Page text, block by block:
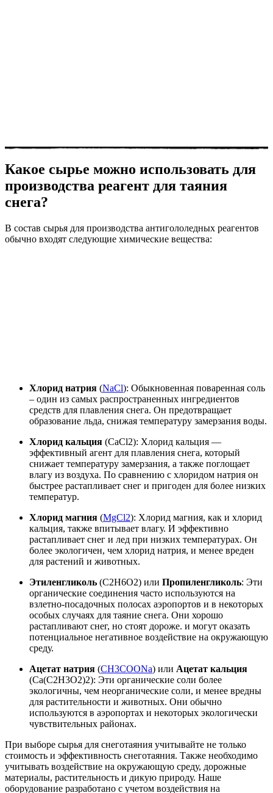
Какое сырье можно использовать для
производства реагент для таяния
снега?
В состав сырья для производства антигололедных реагентов
обычно входят следующие химические вещества:
Хлорид натрия (NaCl): Обыкновенная поваренная соль
– один из самых распространенных ингредиентов
средств для плавления снега. Он предотвращает
образование льда, снижая температуру замерзания воды.
Хлорид кальция (CaCl2): Хлорид кальция —
эффективный агент для плавления снега, который
снижает температуру замерзания, а также поглощает
влагу из воздуха. По сравнению с хлоридом натрия он
быстрее растапливает снег и пригоден для более низких
температур.
Хлорид магния (MgCl2): Хлорид магния, как и хлорид
кальция, также впитывает влагу. И эффективно
растапливает снег и лед при низких температурах. Он
более экологичен, чем хлорид натрия, и менее вреден
для растений и животных.
Этиленгликоль (C2H6O2) или Пропиленгликоль: Эти
органические соединения часто используются на
взлетно-посадочных полосах аэропортов и в некоторых
особых случаях для таяние снега. Они хорошо
растапливают снег, но стоят дороже. и могут оказать
потенциальное негативное воздействие на окружающую
среду.
Ацетат натрия (CH3COONa) или Ацетат кальция
(Ca(C2H3O2)2): Эти органические соли более
экологичны, чем неорганические соли, и менее вредны
для растительности и животных. Они обычно
используются в аэропортах и ​​некоторых экологически
чувствительных районах.
При выборе сырья для снеготаяния учитывайте не только
стоимость и эффективность снеготаяния. Также необходимо
учитывать воздействие на окружающую среду, дорожные
материалы, растительность и дикую природу. Наше
оборудование разработано с учетом воздействия на